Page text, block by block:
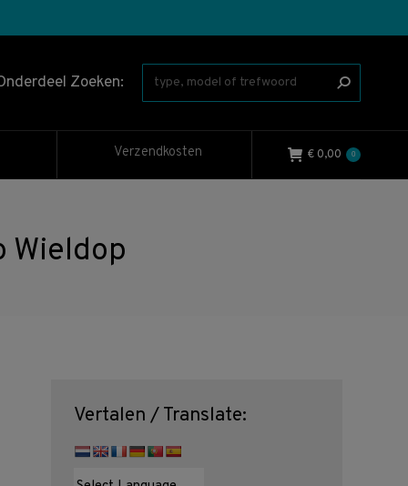
Zoeken:
Verzendkosten € 0,00 0
Vertalen / Translate: